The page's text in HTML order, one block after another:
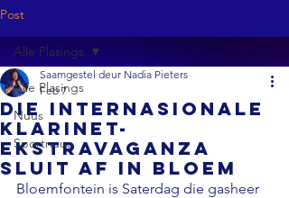
Post
Alle Plasings
Nuus
Sportnuus
Alle Plasings
Die Internasionale
Klarinet-
ekstravaganza
sluit af in Bloem
Saamgestel deur Nadia Pieters
Feb 7
Bloemfontein is Saterdag die gasheer